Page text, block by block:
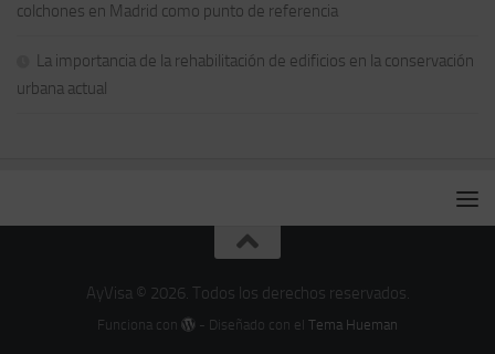
colchones en Madrid como punto de referencia
La importancia de la rehabilitación de edificios en la conservación
urbana actual
AyVisa © 2026. Todos los derechos reservados.
Funciona con - Diseñado con elTema Hueman